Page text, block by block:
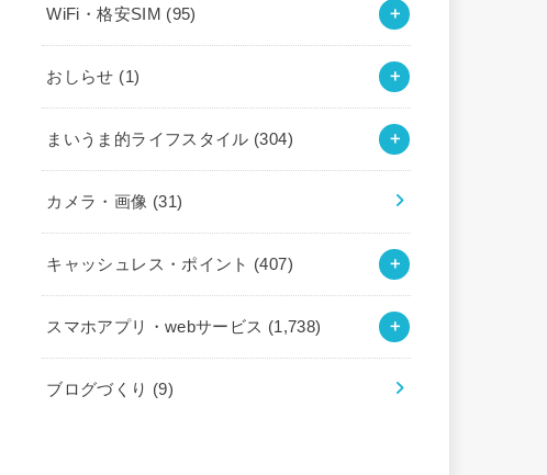
WiFi・格安SIM (95)
おしらせ (1)
まいうま的ライフスタイル (304)
カメラ・画像 (31)
キャッシュレス・ポイント (407)
スマホアプリ・webサービス (1,738)
ブログづくり (9)